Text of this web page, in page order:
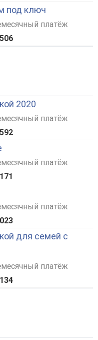
под ключ
платёж
2020
платёж
платёж
платёж
для семей с
платёж